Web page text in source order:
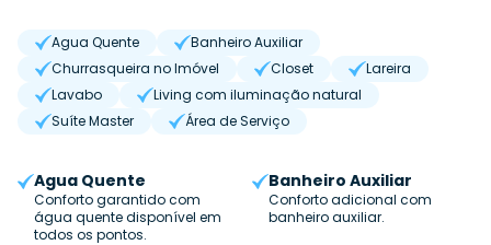
Agua Quente
Banheiro Auxiliar
Churrasqueira no Imóvel
Closet
Lareira
Lavabo
Living com iluminação natural
Suíte Master
Área de Serviço
Agua Quente
Conforto garantido com
água quente disponível em
todos os pontos.
Banheiro Auxiliar
Conforto adicional com
banheiro auxiliar.